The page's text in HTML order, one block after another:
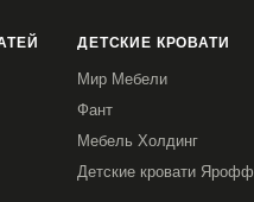
ДЕТСКИЕ КРОВАТИ
Мир Мебели
Фант
Мебель Холдинг
Детские кровати Ярофф